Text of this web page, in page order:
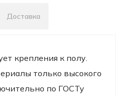
Доставка
крепления к полу.
только высокого
по ГОСТу